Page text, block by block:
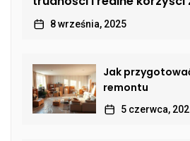
8 września, 2025
Jak
remontu
5 czerwca,